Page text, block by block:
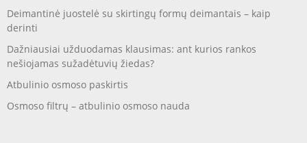
Deimantinė juostelė su skirtingų formų deimantais – kaip
derinti
Dažniausiai užduodamas klausimas: ant kurios rankos
nešiojamas sužadėtuvių žiedas?
Atbulinio osmoso paskirtis
Osmoso filtrų – atbulinio osmoso nauda